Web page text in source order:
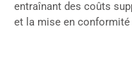
entraînant des coûts
et la mise en